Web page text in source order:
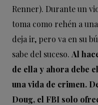
Renner). Durante un
toma como rehén a
deja ir, pero va en su
sabe del suceso. Al
de ella y ahora debe
una vida de crimen.
Doug, el FBI solo